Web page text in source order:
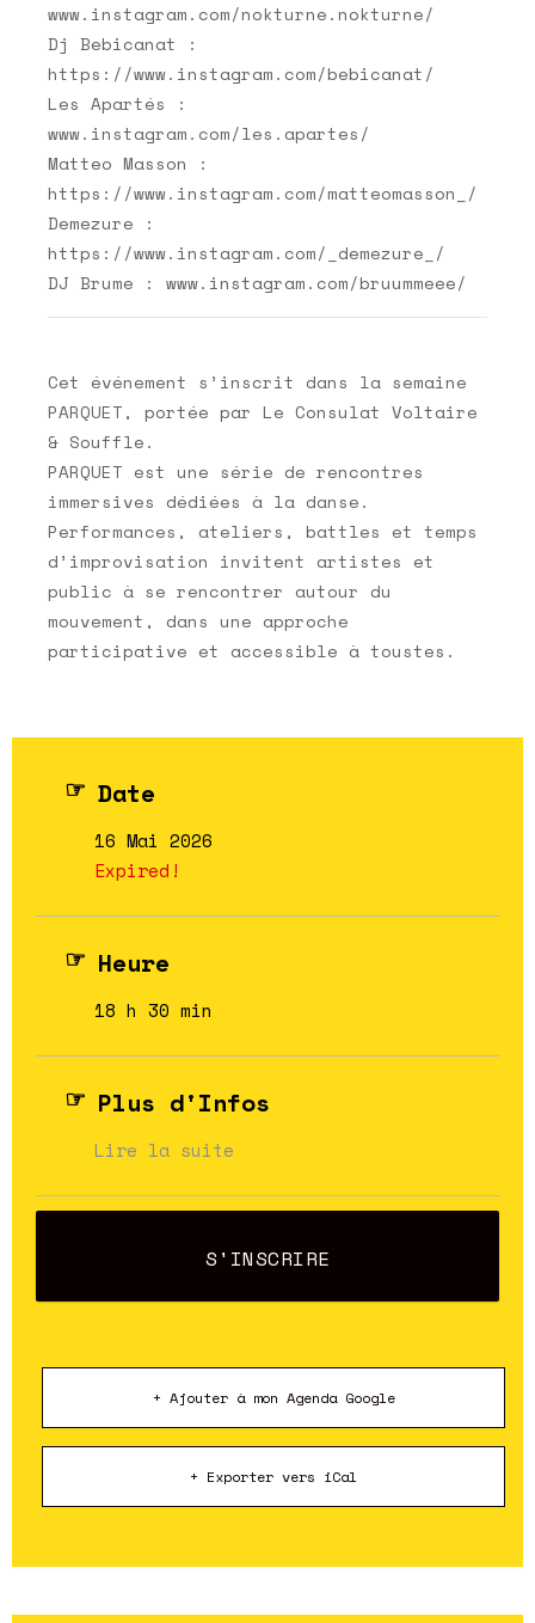
www.instagram.com/nokturne.nokturne/
Dj Bebicanat :
https://www.instagram.com/bebicanat/
Les Apartés :
www.instagram.com/les.apartes/
Matteo Masson :
https://www.instagram.com/matteomasson_/
Demezure :
https://www.instagram.com/_demezure_/
DJ Brume : www.instagram.com/bruummeee/
Cet événement s’inscrit dans la semaine
PARQUET, portée par Le Consulat Voltaire
& Souffle.
PARQUET est une série de rencontres
immersives dédiées à la danse.
Performances, ateliers, battles et temps
d’improvisation invitent artistes et
public à se rencontrer autour du
mouvement, dans une approche
participative et accessible à toustes.
Date
16 Mai 2026
Expired!
Heure
18 h 30 min
Plus d'Infos
Lire la suite
S'INSCRIRE
+ Ajouter à mon Agenda Google
+ Exporter vers iCal